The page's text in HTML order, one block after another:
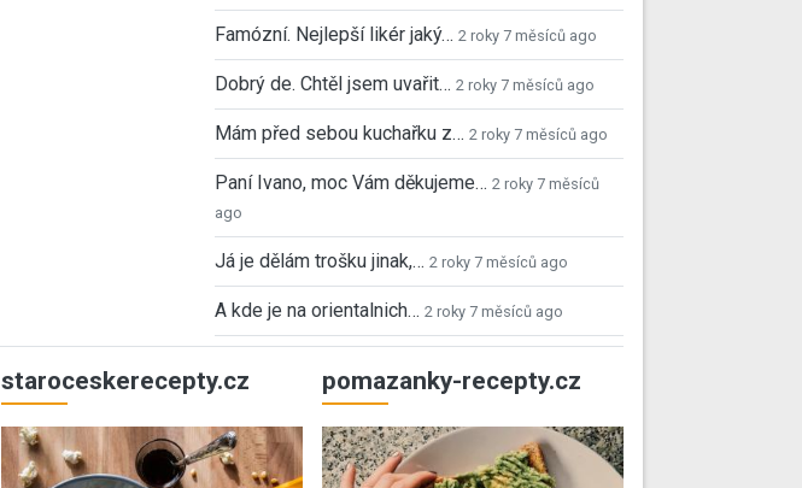
Famózní. Nejlepší likér jaký… 2 roky 7 měsíců ago
Dobrý de. Chtěl jsem uvařit… 2 roky 7 měsíců ago
Mám před sebou kuchařku z… 2 roky 7 měsíců ago
Paní Ivano, moc Vám děkujeme… 2 roky 7 měsíců
ago
Já je dělám trošku jinak,… 2 roky 7 měsíců ago
A kde je na orientalnich… 2 roky 7 měsíců ago
staroceskerecepty.cz pomazanky-recepty.cz